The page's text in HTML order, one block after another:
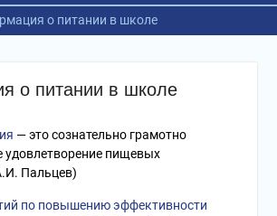
о питании в школе
о питании в школе
— это сознательно грамотно
удовлетворение пищевых
Пальцев)
по повышению эффективности